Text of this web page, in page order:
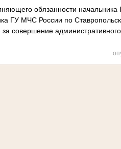
обязанности
ГУ МЧС России по
за совершение